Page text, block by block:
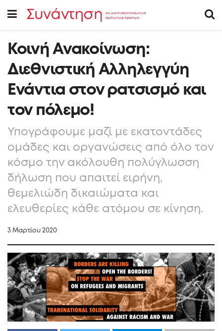
Κοινή Ανακοίνωση:
Διεθνιστική Αλληλεγγύη
Ενάντια στον ρατσισμό και
τον πόλεμο!
Υπογράφουμε μαζί με εκατοντάδες
ομάδες και οργανώσεις από όλο τον
κόσμο την ακόλουθη πολύγλωσση
δήλωση που απαιτεί ειρήνη,
θεμελιώδη δικαιώματα και
ελευθερίες κάθε ατόμου σε κίνηση.
3 Μαρτίου 2020